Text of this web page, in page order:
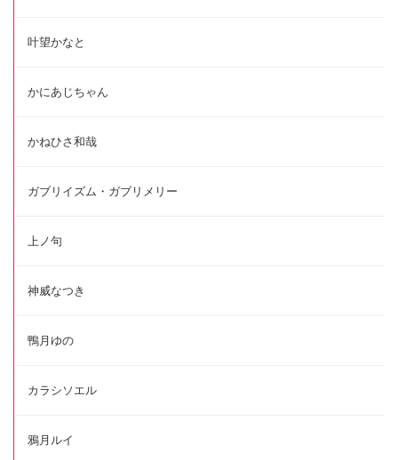
叶望かなと
かにあじちゃん
かねひさ和哉
ガブリイズム・ガブリメリー
上ノ句
神威なつき
鴨月ゆの
カラシソエル
鴉月ルイ